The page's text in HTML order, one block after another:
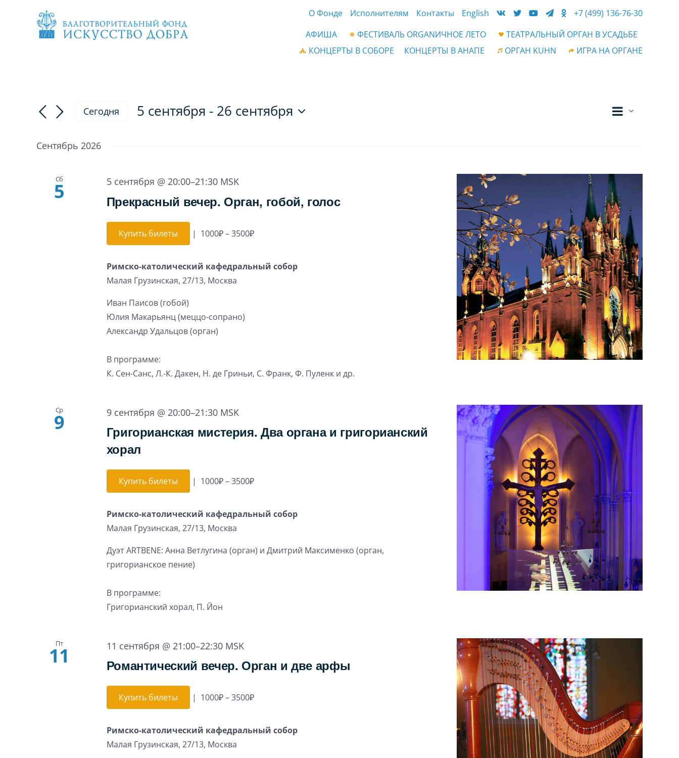
О Фонде Исполнителям Контакты English
+7 (499) 136-76-30
АФИША
ФЕСТИВАЛЬ ORGANИЧНОЕ ЛЕТО
ТЕАТРАЛЬНЫЙ ОРГАН В УСАДЬБЕ
КОНЦЕРТЫ В СОБОРЕ
КОНЦЕРТЫ В АНАПЕ ОРГАН KUHN ИГРА НА ОРГАНЕ
Список
Сегодня 5 сентября - 26 сентября
Сентябрь 2026
Сб
5 5 сентября @ 20:00–21:30 MSK
Прекрасный вечер. Орган, гобой, голос
Купить билеты | 1000₽ – 3500₽
Римско-католический кафедральный собор
Малая Грузинская, 27/13, Москва
Иван Паисов (гобой)
Юлия Макарьянц (меццо-сопрано)
Александр Удальцов (орган)
В программе:
К. Сен-Санс, Л.-К. Дакен, Н. де Гриньи, С. Франк, Ф. Пуленк и др.
Ср
9 9 сентября @ 20:00–21:30 MSK
Григорианская мистерия. Два органа и григорианский
хорал
Купить билеты | 1000₽ – 3500₽
Римско-католический кафедральный собор
Малая Грузинская, 27/13, Москва
Дуэт ARTBENE: Анна Ветлугина (орган) и Дмитрий Максименко (орган,
григорианское пение)
В программе:
Григорианский хорал, П. Йон
Пт
11 11 сентября @ 21:00–22:30 MSK
Романтический вечер. Орган и две арфы
Купить билеты | 1000₽ – 3500₽
Римско-католический кафедральный собор
Малая Грузинская, 27/13, Москва